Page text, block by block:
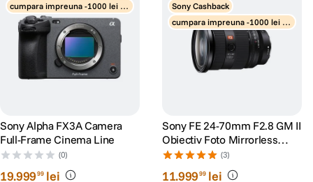
cumpara impreuna -1000 lei di
scount obiective
Sony Alpha FX3A Camera
Full-Frame Cinema Line
(0)
19.99999 lei
Sony Cashback
cumpara impreuna -1000 lei di
scount obiective
Sony FE 24-70mm F2.8 GM II
Obiectiv Foto Mirrorless
Montura Sony E
(3)
11.99999 lei